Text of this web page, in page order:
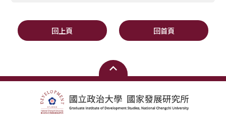
回上頁 回首頁